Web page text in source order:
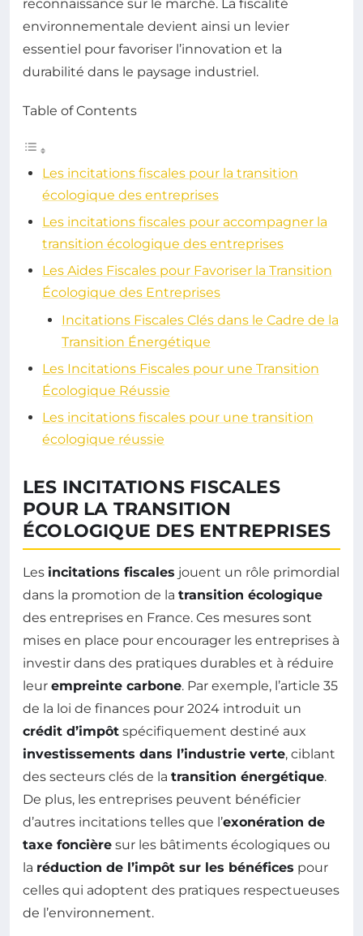
reconnaissance sur le marché. La fiscalité
environnementale devient ainsi un levier
essentiel pour favoriser l’innovation et la
durabilité dans le paysage industriel.
Table of Contents
Les incitations fiscales pour la transition
écologique des entreprises
Les incitations fiscales pour accompagner la
transition écologique des entreprises
Les Aides Fiscales pour Favoriser la Transition
Écologique des Entreprises
Incitations Fiscales Clés dans le Cadre de la
Transition Énergétique
Les Incitations Fiscales pour une Transition
Écologique Réussie
Les incitations fiscales pour une transition
écologique réussie
LES INCITATIONS FISCALES
POUR LA TRANSITION
ÉCOLOGIQUE DES ENTREPRISES
Les incitations fiscales jouent un rôle primordial
dans la promotion de la transition écologique
des entreprises en France. Ces mesures sont
mises en place pour encourager les entreprises à
investir dans des pratiques durables et à réduire
leur empreinte carbone. Par exemple, l’article 35
de la loi de finances pour 2024 introduit un
crédit d’impôt spécifiquement destiné aux
investissements dans l’industrie verte, ciblant
des secteurs clés de la transition énergétique.
De plus, les entreprises peuvent bénéficier
d’autres incitations telles que l’exonération de
taxe foncière sur les bâtiments écologiques ou
la réduction de l’impôt sur les bénéfices pour
celles qui adoptent des pratiques respectueuses
de l’environnement.